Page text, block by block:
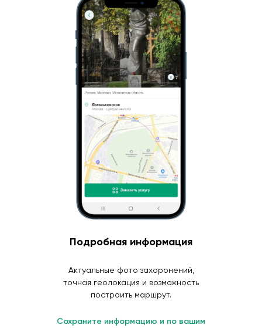
Подробная информация
Актуальные фото захоронений,
точная геолокация и возможность
построить маршрут.
Сохраните информацию и по вашим